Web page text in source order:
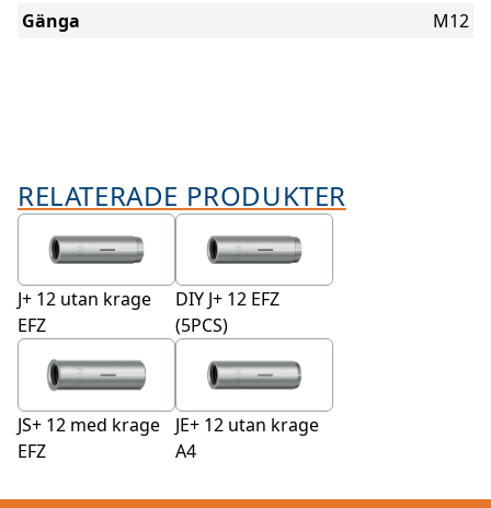
Gänga
M12
RELATERADE PRODUKTER
J+ 12 utan krage
EFZ
DIY J+ 12 EFZ
(5PCS)
JS+ 12 med krage
EFZ
JE+ 12 utan krage
A4